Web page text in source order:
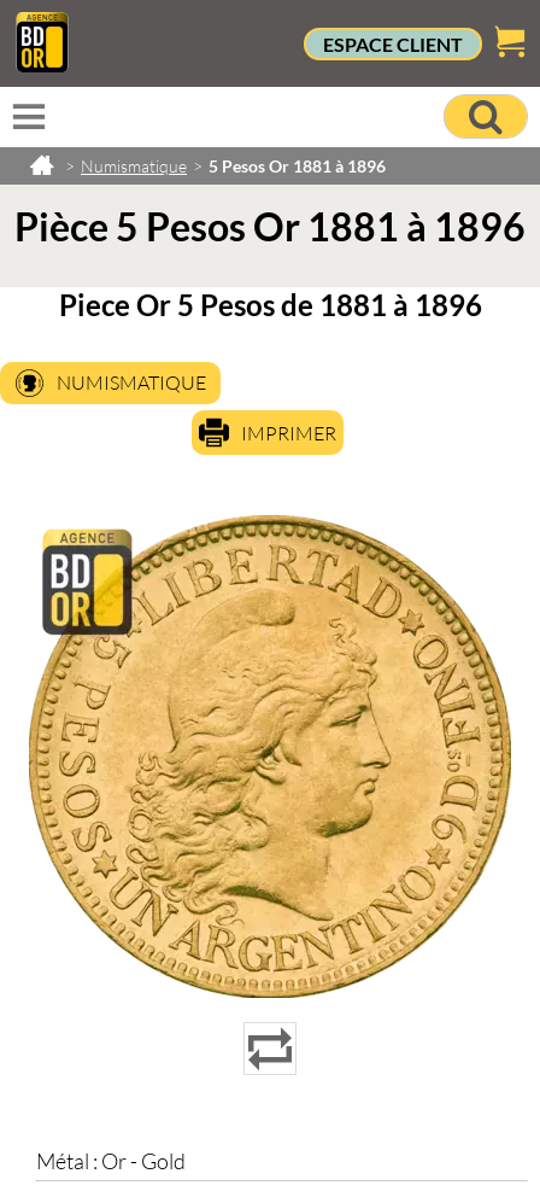
ESPACE CLIENT
> Numismatique > 5 Pesos Or 1881 à 1896
Pièce 5 Pesos Or 1881 à 1896
Piece Or 5 Pesos de 1881 à 1896
NUMISMATIQUE
IMPRIMER
Métal : Or - Gold